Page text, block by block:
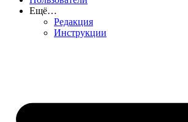
Ещё…
Редакция
Инструкции